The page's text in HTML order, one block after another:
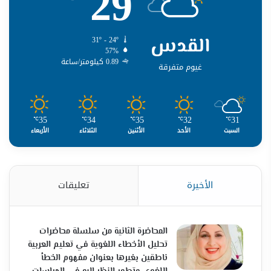
القدس
غيوم متفرقة
31º - 24º
57%
0.89 كيلومتر/ساعة
31
℃
السبت
32
℃
الأحد
35
℃
الأثنين
34
℃
الثلاثاء
35
℃
الأربعاء
الأخيرة تعليقات
المحاضرة الثانية من سلسلة محاضرات
تحليل الأخطاء اللغوية في تعليم العربية
ناطقين بغيرها بعنوان مفهوم الخطأ